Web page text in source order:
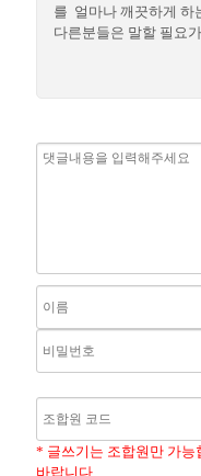
를 얼마나 깨끗하게 하
다른분들은 말할 필요
* 글쓰기는 조합원만 가능
바랍니다.